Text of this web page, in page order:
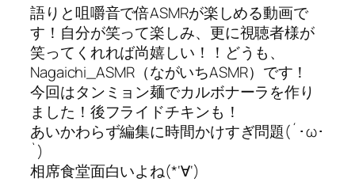
語りと咀嚼音で倍ASMRが楽しめる動画で
す！自分が笑って楽しみ、更に視聴者様が
笑ってくれれば尚嬉しい！！どうも、
Nagaichi_ASMR（ながいちASMR）です！
今回はタンミョン麺でカルボナーラを作り
ました！後フライドチキンも！
あいかわらず編集に時間かけすぎ問題(´･ω･
`)
相席食堂面白いよね(*‘∀‘)